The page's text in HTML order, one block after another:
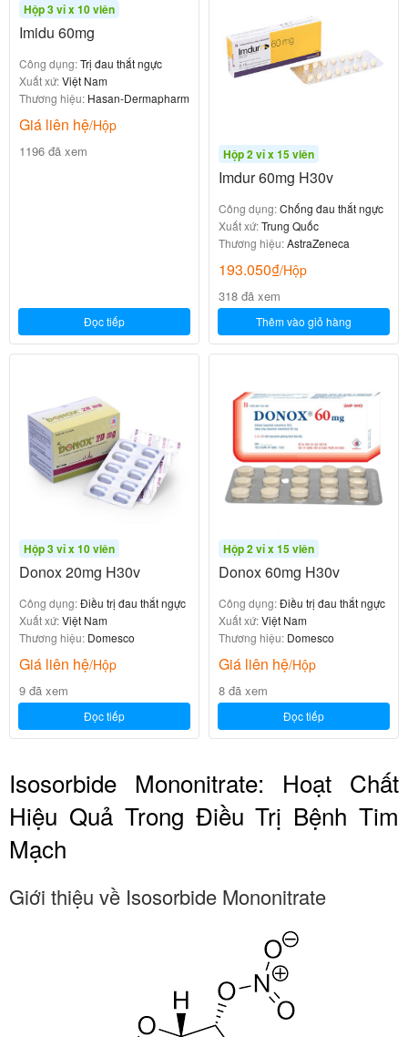
Hộp 3 vỉ x 10 viên
Imidu 60mg
Công dụng:Trị đau thắt ngực
Xuất xứ:Việt Nam
Thương hiệu: Hasan-Dermapharm
Giá liên hệ/Hộp
1196 đã xem
Đọc tiếp
Hộp 2 vỉ x 15 viên
Imdur 60mg H30v
Công dụng:Chống đau thắt ngực
Xuất xứ:Trung Quốc
Thương hiệu:AstraZeneca
193.050₫/Hộp
318 đã xem
Thêm vào giỏ hàng
Hộp 3 vỉ x 10 viên
Donox 20mg H30v
Công dụng:Điều trị đau thắt ngực
Xuất xứ:Việt Nam
Thương hiệu: Domesco
Giá liên hệ/Hộp
9 đã xem
Đọc tiếp
Hộp 2 vỉ x 15 viên
Donox 60mg H30v
Công dụng:Điều trị đau thắt ngực
Xuất xứ:Việt Nam
Thương hiệu: Domesco
Giá liên hệ/Hộp
8 đã xem
Đọc tiếp
Isosorbide Mononitrate: Hoạt Chất
Hiệu Quả Trong Điều Trị Bệnh Tim
Mạch
Giới thiệu về Isosorbide Mononitrate